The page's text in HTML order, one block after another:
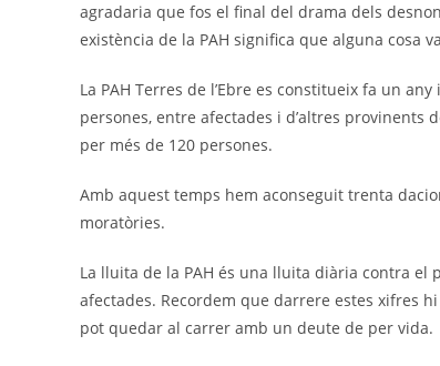
agradaria que fos el final del drama dels
existència de la PAH significa que alguna cosa
La PAH Terres de l’Ebre es constitueix fa un
persones, entre afectades i d’altres provinents
per més de 120 persones.
Amb aquest temps hem aconseguit trenta
moratòries.
La lluita de la PAH és una lluita diària contra
afectades. Recordem que darrere estes xifres
pot quedar al carrer amb un deute de per vida.